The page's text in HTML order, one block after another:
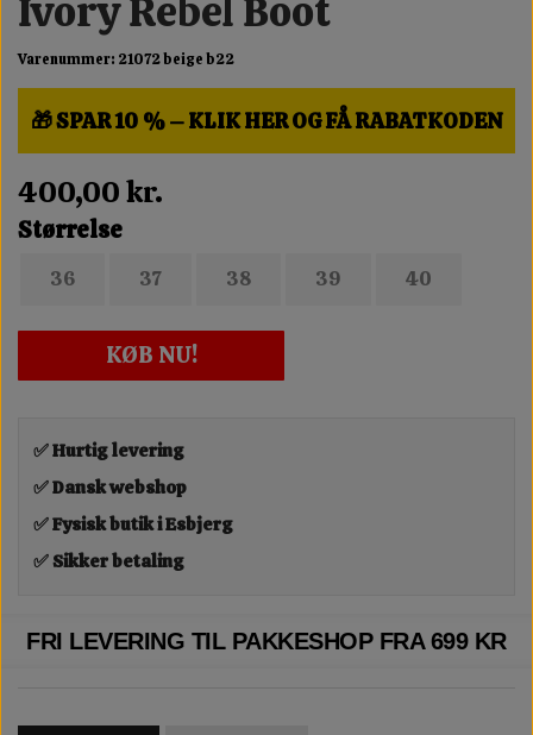
Ivory Rebel Boot
Varenummer: 21072 beige b22
🎁 SPAR 10 % – KLIK HER OG FÅ RABATKODEN
400,00 kr.
Størrelse
36 37 38 39 40
KØB NU!
✅ Hurtig levering
✅ Dansk webshop
✅ Fysisk butik i Esbjerg
✅ Sikker betaling
FRI LEVERING TIL PAKKESHOP FRA 699 KR